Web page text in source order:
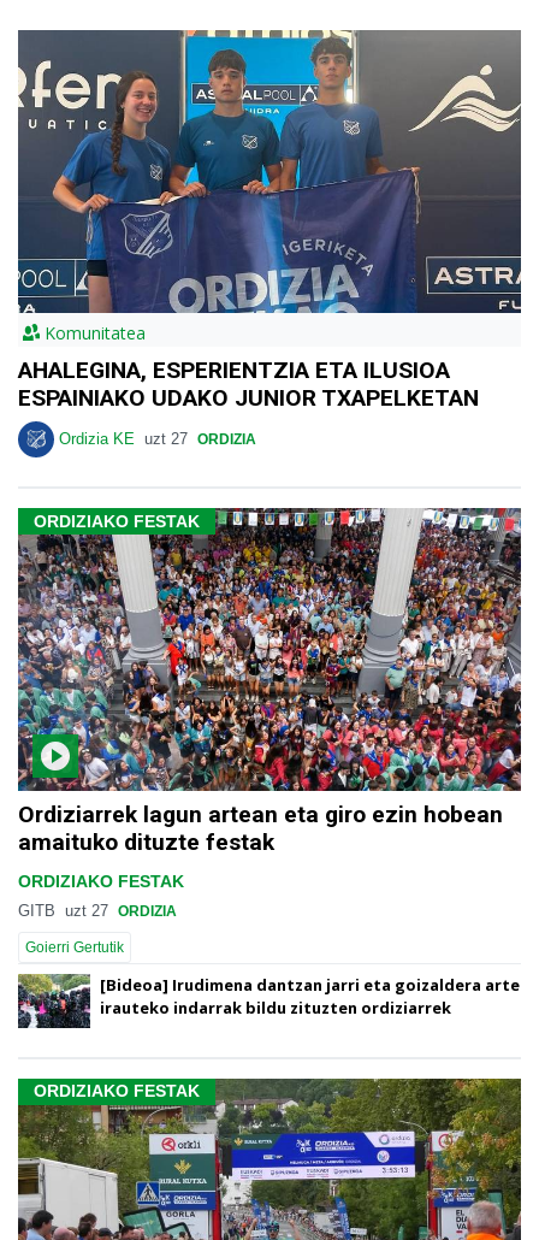
Komunitatea
AHALEGINA, ESPERIENTZIA ETA ILUSIOA
ESPAINIAKO UDAKO JUNIOR TXAPELKETAN
Ordizia KE uzt 27 ORDIZIA
ORDIZIAKO FESTAK
Ordiziarrek lagun artean eta giro ezin hobean
amaituko dituzte festak
ORDIZIAKO FESTAK
GITB uzt 27 ORDIZIA
Goierri Gertutik
[Bideoa] Irudimena dantzan jarri eta goizaldera arte
irauteko indarrak bildu zituzten ordiziarrek
ORDIZIAKO FESTAK